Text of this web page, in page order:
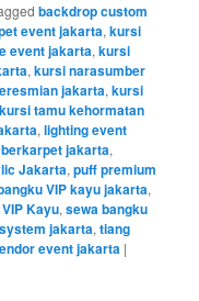
backdrop custom
event jakarta,kursi
event jakarta,kursi
,kursi narasumber
jakarta,kursi
kursi tamu kehormatan
,lighting event
jakarta,
Jakarta,puff premium
VIP kayu jakarta,
Kayu,sewa bangku
jakarta,tiang
event jakarta |